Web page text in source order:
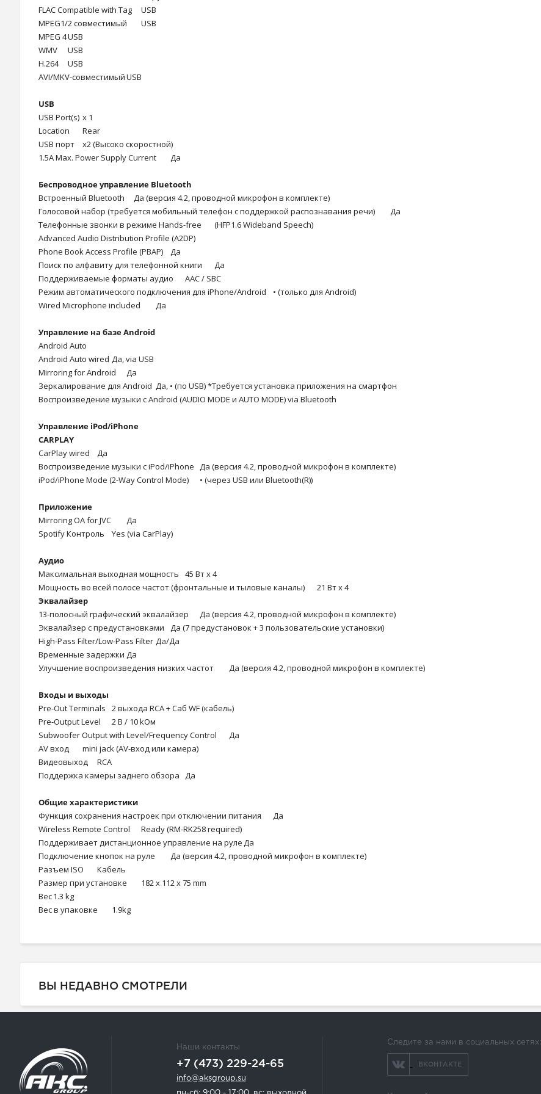
FLAC Compatible with Tag
USB
MPEG1/2 совместимый
USB
MPEG 4USB
WMV
USB
H.264
USB
AVI/MKV-совместимыйUSB
USB
USB Port(s) x 1
Location
Rear
USB порт
x2 (Высоко скоростной)
1.5A Max. Power Supply Current
Да
Беспроводное управление Bluetooth
Встроенный Bluetooth Да (версия 4.2, проводной микрофон в комплекте)
Голосовой набор (требуется мобильный телефон с поддержкой распознавания речи)
Да
Телефонные звонки в режиме Hands-free
(HFP1.6 Wideband Speech)
Advanced Audio Distribution Profile (A2DP)
Phone Book Access Profile (PBAP)
Да
Поиск по алфавиту для телефонной книги
Да
Поддерживаемые форматы аудио
AAC / SBC
Режим автоматического подключения для iPhone/Android
• (только для Android)
Wired Microphone included
Да
Управление на базе Android
Android Auto
Android Auto wired Да, via USB
Mirroring for Android
Да
Зеркалирование для Android Да, • (по USB) *Требуется установка приложения на смартфон
Воспроизведение музыки с Android (AUDIO MODE и AUTO MODE)via Bluetooth
Управление iPod/iPhone
CARPLAY
CarPlay wired
Да
Воспроизведение музыки с iPod/iPhone Да (версия 4.2, проводной микрофон в комплекте)
iPod/iPhone Mode (2-Way Control Mode)
• (через USB или Bluetooth(R))
Приложение
Mirroring OA for JVC
Да
Spotify Контроль
Yes (via CarPlay)
Аудио
Максимальная выходная мощность
45 Вт x 4
Мощность во всей полосе частот (фронтальные и тыловые каналы)
21 Вт x 4
Эквалайзер
13-полосный графический эквалайзер
Да (версия 4.2, проводной микрофон в комплекте)
Эквалайзер с предустановками
Да (7 предустановок + 3 пользовательские установки)
High-Pass Filter/Low-Pass Filter Да/Да
Временные задержки Да
Улучшение воспроизведения низких частот
Да (версия 4.2, проводной микрофон в комплекте)
Входы и выходы
Pre-Out Terminals
2 выхода RCA + Саб WF (кабель)
Pre-Output Level
2 В / 10 kОм
Subwoofer Output with Level/Frequency Control
Да
AV вход
mini jack (AV-вход или камера)
Видеовыход
RCA
Поддержка камеры заднего обзора Да
Общие характеристики
Функция сохранения настроек при отключении питания
Да
Wireless Remote Control
Ready (RM-RK258 required)
Поддерживает дистанционное управление на рулеДа
Подключение кнопок на руле
Да (версия 4.2, проводной микрофон в комплекте)
Разъем ISO
Кабель
Размер при установке
182 x 112 x 75 mm
Вес1.3 kg
Вес в упаковке
1.9kg
ВЫ НЕДАВНО СМОТРЕЛИ
Наши контакты
+7 (473) 229-24-65
info@aksgroup.su
Следите за нами в социальных сетях:
ВКОНТАКТЕ